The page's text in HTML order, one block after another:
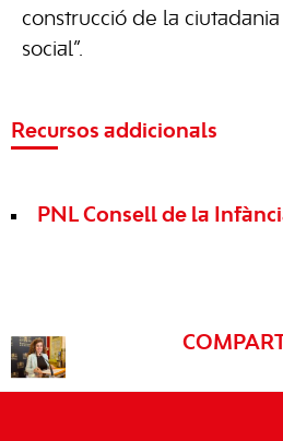
construcció de la
social”.
Recursos addicionals
PNL Consell de la